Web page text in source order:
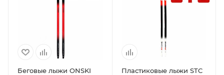
Беговые лыжи ONSKI
Пластиковые лыжи STC